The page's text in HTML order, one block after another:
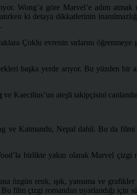
Wong’a göre Marvel’e adım atmak
ki detaya dikkatlerinin
Çoklu evrenin sırlarını
başka yerde arıyor. Bu yüzden bir
ve Kaecilius’un ateşli takipçisini
ve Katmandu, Nepal dahil. Bu da
birlikte yakın olarak Marvel
özgün renk, ışık, yansıma ve
Bu film çizgi romandan uyarlandığı